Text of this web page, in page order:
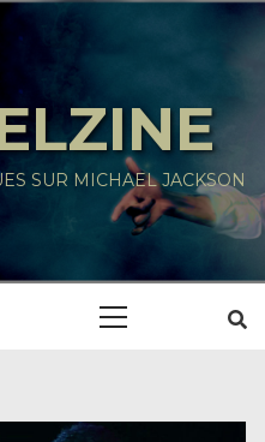
SUR MICHAEL JACKSON